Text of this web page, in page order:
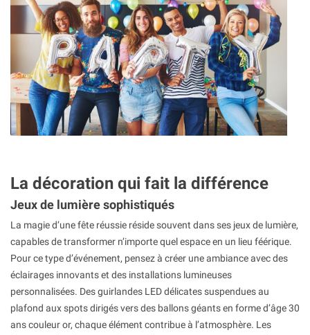
La décoration qui fait la différence
Jeux de lumière sophistiqués
La magie d’une fête réussie réside souvent dans ses jeux de lumière,
capables de transformer n’importe quel espace en un lieu féérique.
Pour ce type d’événement, pensez à créer une ambiance avec des
éclairages innovants et des installations lumineuses
personnalisées. Des guirlandes LED délicates suspendues au
plafond aux spots dirigés vers des ballons géants en forme d’âge 30
ans couleur or, chaque élément contribue à l’atmosphère. Les